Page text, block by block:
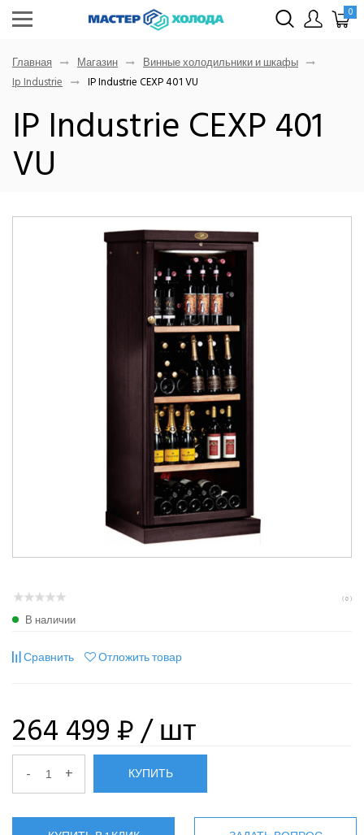
0
Главная Магазин
Винные холодильники и шкафы
Ip Industrie
IP Industrie CEXP 401 VU
IP Industrie CEXP 401
VU
( 0 )
В наличии
Сравнить Отложить товар
264 499 ₽/ шт
- + КУПИТЬ